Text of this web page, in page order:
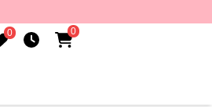
0 0